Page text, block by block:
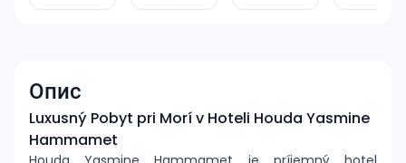
Опис
Luxusný Pobyt pri Morí v Hoteli Houda Yasmine
Hammamet